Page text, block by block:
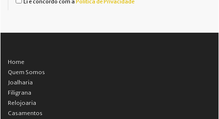
Li e concordo com a Política de Privacidade
Home
Quem Somos
Joalharia
Filigrana
Relojoaria
Casamentos